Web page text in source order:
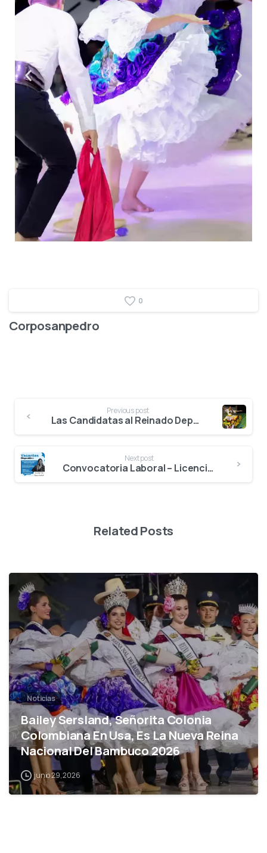
0
Corposanpedro
Previous post
Las Candidatas al Reinado Departamental del Bambuco mostraron en la muestra folclórica, toda la riqueza cultural del Huila Grande
Next post
Convocatoria Laboral – Licenciado en Educación o Educación Especial
Related Posts
Noticias
Bailey Sersland, Señorita Colonia
Colombiana En Usa, Es La Nueva Reina
Nacional Del Bambuco 2026
junio 29, 2026